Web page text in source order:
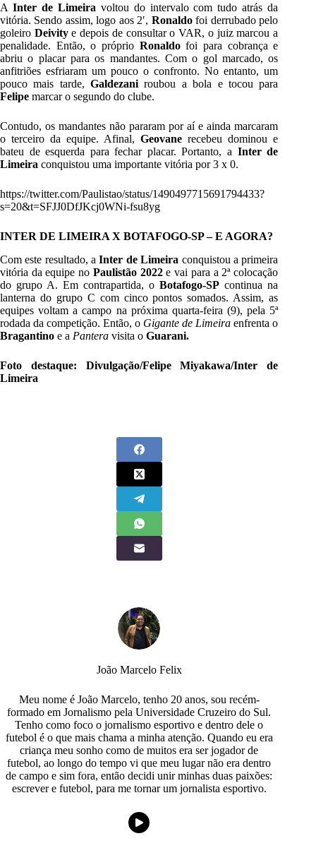
A Inter de Limeira voltou do intervalo com tudo atrás da
vitória. Sendo assim, logo aos 2′, Ronaldofoi derrubado pelo
goleiro Deivitye depois de consultar o VAR, o juiz marcou a
penalidade. Então, o próprio Ronaldofoi para cobrança e
abriu o placar para os mandantes. Com o gol marcado, os
anfitriões esfriaram um pouco o confronto. No entanto, um
pouco mais tarde,Galdezani roubou a bola e tocou para
Felipe marcar o segundo do clube.
Contudo, os mandantes não pararam por aí e ainda marcaram
o terceiro da equipe. Afinal,Geovane recebeu dominou e
bateu de esquerda para fechar placar. Portanto, a Inter de
Limeira conquistou uma importante vitória por 3 x 0.
https://twitter.com/Paulistao/status/1490497715691794433?
s=20&t=SFJJ0DfJKcj0WNi-fsu8yg
INTER DE LIMEIRA X BOTAFOGO-SP – E AGORA?
Com este resultado, aInter de Limeira conquistou a primeira
vitória da equipe no Paulistão 2022e vai para a 2ª colocação
do grupo A. Em contrapartida, oBotafogo-SP continua na
lanterna do grupo C com cinco pontos somados. Assim, as
equipes voltam a campo na próxima quarta-feira (9), pela 5ª
rodada da competição. Então, o Gigante de Limeiraenfrenta o
Bragantino e a Pantera visita o Guarani.
Foto destaque: Divulgação/Felipe Miyakawa/Inter de
Limeira
João Marcelo Felix
Meu nome é João Marcelo, tenho 20 anos, sou recém-
formado em Jornalismo pela Universidade Cruzeiro do Sul.
Tenho como foco o jornalismo esportivo e dentro dele o
futebol é o que mais chama a minha atenção. Quando eu era
criança meu sonho como de muitos era ser jogador de
futebol, ao longo do tempo vi que meu lugar não era dentro
de campo e sim fora, então decidi unir minhas duas paixões:
escrever e futebol, para me tornar um jornalista esportivo.